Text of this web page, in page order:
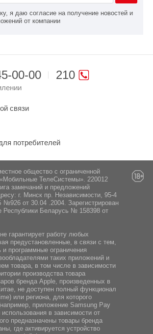
я даю согласие на получение новостей и
от компании
210
00-00
связи
потребителей
общество с ограниченной
ТелеСистемы». 220012
замечаний и предложений
г. Минск пр. Независимости, 95-4
от 30.04 .2004. Зарегистрирован
Республики Беларусь № 158398 от
гарантирует работу любых
предустановленные, в связи с тем,
и программные ограничения
таких приложений и
товара, в том числе в зависимости
производства товара
бренда Apple, произведенных в
не доступен полный функционал
или региона, для которого
приложение Samsung Pay
в зависимости от
предназначены товары бренда
где активируется устройство